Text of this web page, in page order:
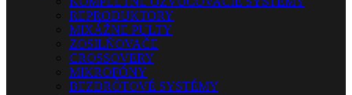
REPRODUKTORY
MIXÁŽNE PULTY
ZOSILŇOVAČE
CROSSOVERY
MIKROFÓNY
BEZDRÔTOVÉ SYSTÉMY